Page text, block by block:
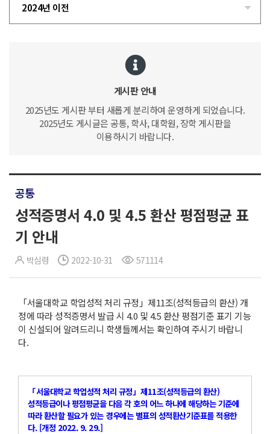
2024년 이전
게시판 안내
2025년도 게시판 부터 새롭게 분리하여 운영하게 되었습니다.
2025년도 게시글은 공통, 학사, 대학원, 장학 게시판을
이용하시기 바랍니다.
공통
성적증명서 4.0 및 4.5 환산 평점평균 표
기 안내
박심령 2022-10-31 571114
「서울대학교 학업성적 처리 규정」제11조(성적등급의 환산) 개
정에 따라 성적증명서 발급 시 4.0 및 4.5 환산 평점기준 표기 기능
이 신설되어 알려드리니 학생들께서는 확인하여 주시기 바랍니
다.
「서울대학교 학업성적 처리 규정」제11조(성적등급의 환산)
성적등급이나 평점평균을 다음 각 호의 어느 하나에 해당하는 기준에
따라 환산할 필요가 있는 경우에는 별표의 성적환산기준표를 적용한
다. [개정 2022. 9. 29.]